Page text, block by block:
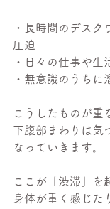
・長時間のデスク
圧迫
・日々の仕事や生
・無意識のうちに
こうしたものが重
下腹部まわりは気
なっていきます。
ここが「渋滞」を
身体が重く感じた